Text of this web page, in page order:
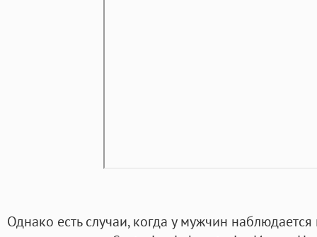
Однако есть случаи, когда у мужчин